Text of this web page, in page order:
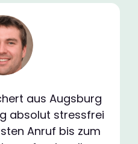
aus Augsburg
absolut stressfrei
Anruf bis zum